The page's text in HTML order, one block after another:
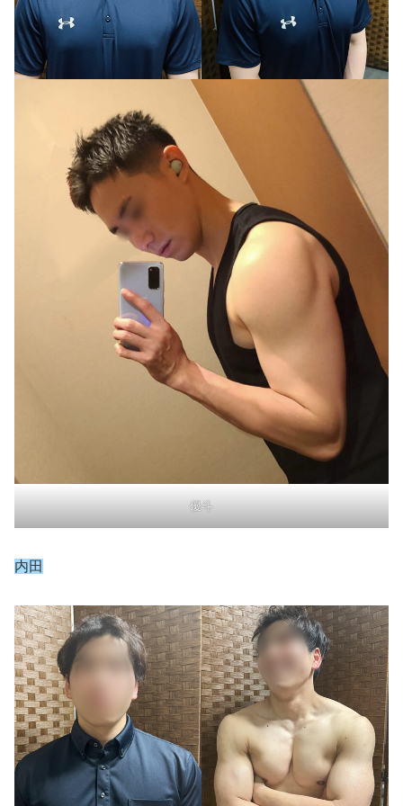
優斗
内田